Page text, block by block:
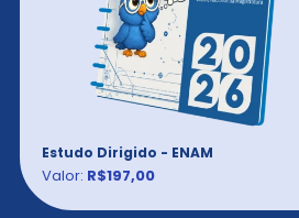
Estudo Dirigido - ENAM
Valor: R$197,00